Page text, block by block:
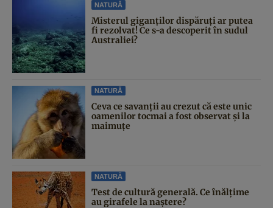
NATURĂ
Misterul giganților dispăruți ar putea
fi rezolvat! Ce s-a descoperit în sudul
Australiei?
NATURĂ
Ceva ce savanții au crezut că este unic
oamenilor tocmai a fost observat și la
maimuțe
NATURĂ
Test de cultură generală. Ce înălțime
au girafele la naștere?